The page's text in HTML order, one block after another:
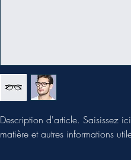
Description d'article. Saisissez
matière et autres informations